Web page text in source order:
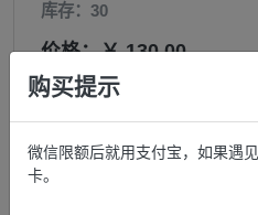
库存：30
价格：￥ 130.00
邮箱:
购买:
购买提示
微信限额后就用支付宝，如果遇
卡。